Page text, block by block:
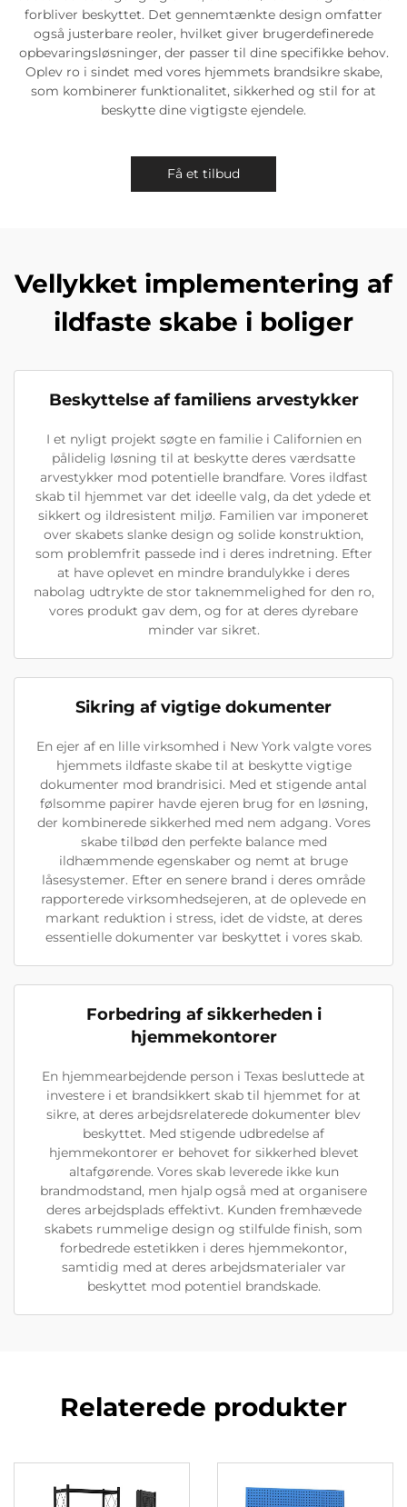
forbliver beskyttet. Det gennemtænkte design omfatter
også justerbare reoler, hvilket giver brugerdefinerede
opbevaringsløsninger, der passer til dine specifikke behov.
Oplev ro i sindet med vores hjemmets brandsikre skabe,
som kombinerer funktionalitet, sikkerhed og stil for at
beskytte dine vigtigste ejendele.
Få et tilbud
Vellykket implementering af
ildfaste skabe i boliger
Beskyttelse af familiens arvestykker
I et nyligt projekt søgte en familie i Californien en
pålidelig løsning til at beskytte deres værdsatte
arvestykker mod potentielle brandfare. Vores ildfast
skab til hjemmet var det ideelle valg, da det ydede et
sikkert og ildresistent miljø. Familien var imponeret
over skabets slanke design og solide konstruktion,
som problemfrit passede ind i deres indretning. Efter
at have oplevet en mindre brandulykke i deres
nabolag udtrykte de stor taknemmelighed for den ro,
vores produkt gav dem, og for at deres dyrebare
minder var sikret.
Sikring af vigtige dokumenter
En ejer af en lille virksomhed i New York valgte vores
hjemmets ildfaste skabe til at beskytte vigtige
dokumenter mod brandrisici. Med et stigende antal
følsomme papirer havde ejeren brug for en løsning,
der kombinerede sikkerhed med nem adgang. Vores
skabe tilbød den perfekte balance med
ildhæmmende egenskaber og nemt at bruge
låsesystemer. Efter en senere brand i deres område
rapporterede virksomhedsejeren, at de oplevede en
markant reduktion i stress, idet de vidste, at deres
essentielle dokumenter var beskyttet i vores skab.
Forbedring af sikkerheden i
hjemmekontorer
En hjemmearbejdende person i Texas besluttede at
investere i et brandsikkert skab til hjemmet for at
sikre, at deres arbejdsrelaterede dokumenter blev
beskyttet. Med stigende udbredelse af
hjemmekontorer er behovet for sikkerhed blevet
altafgørende. Vores skab leverede ikke kun
brandmodstand, men hjalp også med at organisere
deres arbejdsplads effektivt. Kunden fremhævede
skabets rummelige design og stilfulde finish, som
forbedrede estetikken i deres hjemmekontor,
samtidig med at deres arbejdsmaterialer var
beskyttet mod potentiel brandskade.
Relaterede produkter